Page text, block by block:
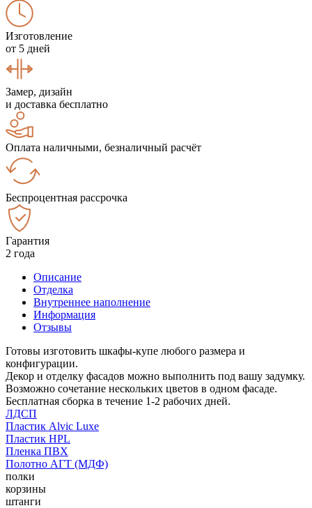
Изготовление
от 5 дней
Замер, дизайн
и доставка бесплатно
Оплата наличными, безналичный расчёт
Беспроцентная рассрочка
Гарантия
2 года
Описание
Отделка
Внутреннее наполнение
Информация
Отзывы
Готовы изготовить шкафы-купе любого размера и
конфигурации.
Декор и отделку фасадов можно выполнить под вашу задумку.
Возможно сочетание нескольких цветов в одном фасаде.
Бесплатная сборка в течение 1-2 рабочих дней.
ЛДСП
Пластик Alvic Luxe
Пластик HPL
Пленка ПВХ
Полотно АГТ (МДФ)
полки
корзины
штанги